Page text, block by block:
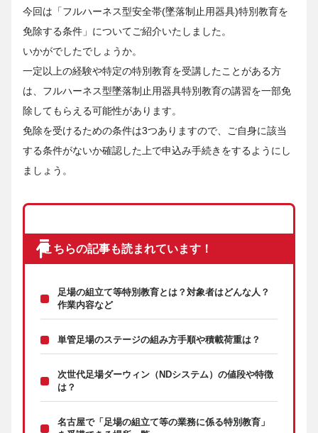
今回は「フルハーネス型安全帯(墜落制止用器具)特別教育を
免除する条件」についてご紹介いたしました。
いかがでしたでしょうか。
一定以上の経験や特定の特別教育を受講したことがある方
は、フルハーネス型墜落制止用器具特別教育の講習を一部免
除してもらえる可能性があります。
免除を受けるための条件は3つありますので、ご自身に該当
する条件がないか確認した上で申込み手続きをするようにし
ましょう。
こちらの記事も読まれています！
足場の組立て等特別教育とは？対象者はどんな人？
作業内容など
単管足場のステージの組み方手順や積載荷重は？
次世代足場ダーウィン（NDシステム）の値段や特徴
は？
名古屋で「足場の組立て等の業務に係る特別教育」